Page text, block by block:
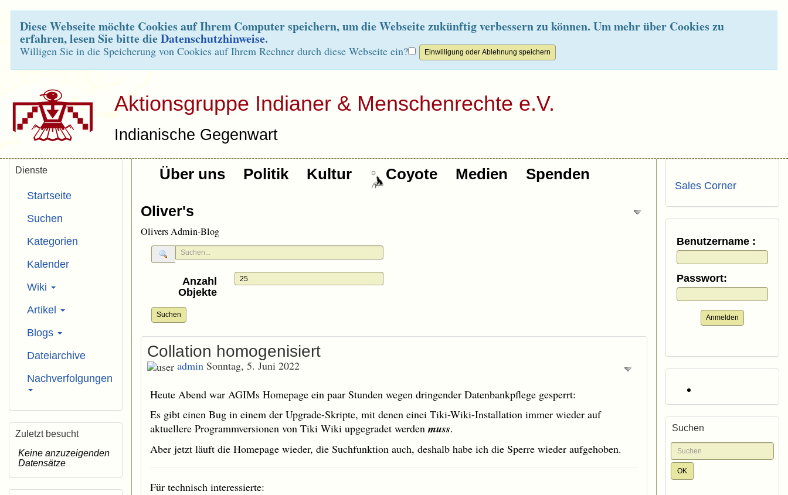
Diese Webseite möchte Cookies auf Ihrem Computer speichern, um die Webseite zukünftig verbessern zu können. Um mehr über Cookies zu
erfahren, lesen Sie bitte dieDatenschutzhinweise.
Willigen Sie in die Speicherung von Cookies auf Ihrem Rechner durch diese Webseite ein?
Aktionsgruppe Indianer & Menschenrechte e.V.
Indianische Gegenwart
Über uns Politik Kultur Coyote Medien Spenden
Oliver's
Olivers Admin-Blog
Anzahl
Objekte
Suchen
Collation homogenisiert
admin Sonntag, 5. Juni 2022
Heute Abend war AGIMs Homepage ein paar Stunden wegen dringender Datenbankpflege gesperrt:
Es gibt einen Bug in einem der Upgrade-Skripte, mit denen einei Tiki-Wiki-Installation immer wieder auf
aktuellere Programmversionen von Tiki Wiki upgegradet werden muss.
Aber jetzt läuft die Homepage wieder, die Suchfunktion auch, deshalb habe ich die Sperre wieder aufgehoben.
Für technisch interessierte:
Dienste
Startseite
Suchen
Kategorien
Kalender
Wiki
Artikel
Blogs
Dateiarchive
Nachverfolgungen
Zuletzt besucht
Keine anzuzeigenden
Datensätze
Sales Corner
Benutzername :
Passwort:
Anmelden
Suchen